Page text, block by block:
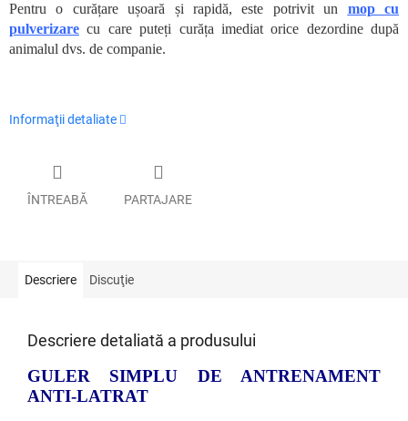
Pentru o curățare ușoară și rapidă, este potrivit un mop cu
pulverizare cu care puteți curăța imediat orice dezordine după
animalul dvs. de companie.
Informaţii detaliate
ÎNTREABĂ PARTAJARE
Descriere Discuţie
Descriere detaliată a produsului
GULER SIMPLU DE ANTRENAMENT
ANTI-LATRAT